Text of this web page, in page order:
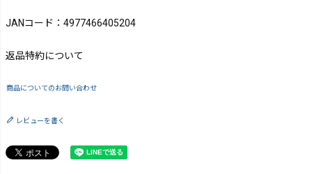
JANコード：4977466405204
返品特約について
商品についてのお問い合わせ
レビューを書く